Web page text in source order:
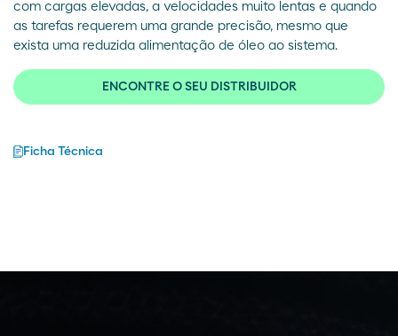
com cargas elevadas, a velocidades muito lentas e quando
as tarefas requerem uma grande precisão, mesmo que
exista uma reduzida alimentação de óleo ao sistema.
ENCONTRE O SEU DISTRIBUIDOR
Ficha Técnica